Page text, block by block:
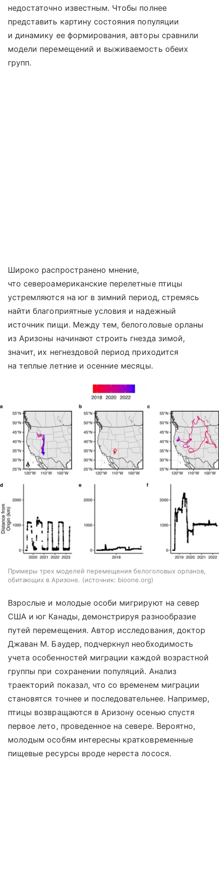
недостаточно известным. Чтобы полнее
представить картину состояния популяции
и динамику ее формирования, авторы сравнили
модели перемещений и выживаемость обеих
групп.
Широко распространено мнение,
что североамериканские перелетные птицы
устремляются на юг в зимний период, стремясь
найти благоприятные условия и надежный
источник пищи. Между тем, белоголовые орланы
из Аризоны начинают строить гнезда зимой,
значит, их негнездовой период приходится
на теплые летние и осенние месяцы.
Примеры трех моделей перемещения белоголовых орланов,
обитающих в Аризоне.
источник: bioone.org
Взрослые и молодые особи мигрируют на север
США и юг Канады, демонстрируя разнообразие
путей перемещения. Автор исследования, доктор
Джаван М. Баудер, подчеркнул необходимость
учета особенностей миграции каждой возрастной
группы при сохранении популяций. Анализ
траекторий показал, что со временем миграции
становятся точнее и последовательнее. Например,
птицы возвращаются в Аризону осенью спустя
первое лето, проведенное на севере. Вероятно,
молодым особям интересны кратковременные
пищевые ресурсы вроде нереста лосося.